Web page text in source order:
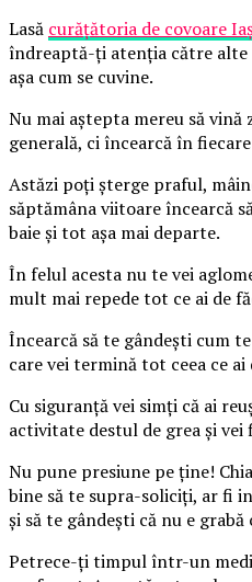
Lasă curățătoria de covoare
îndreaptă-ți atenția către
așa cum se cuvine.
Nu mai aștepta mereu să
generală, ci încearcă în
Astăzi poți șterge praful,
săptămâna viitoare încearcă
baie și tot așa mai departe.
În felul acesta nu te vei
mult mai repede tot ce ai de
Încearcă să te gândești cum
care vei termină tot ceea ce ai
Cu siguranță vei simți că ai
activitate destul de grea și
Nu pune presiune pe ține!
bine să te supra-soliciți, ar fi
și să te gândești că nu e
Petrece-ți timpul într-un